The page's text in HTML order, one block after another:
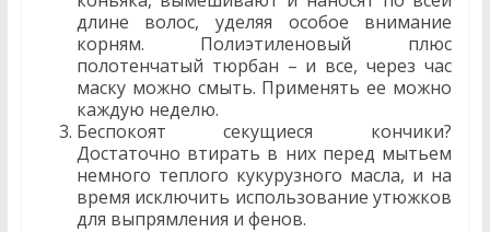
длине волос, уделяя особое внимание
корням. Полиэтиленовый плюс
полотенчатый тюрбан – и все, через час
маску можно смыть. Применять ее можно
каждую неделю.
Беспокоят секущиеся кончики?
Достаточно втирать в них перед мытьем
немного теплого кукурузного масла, и на
время исключить использование утюжков
для выпрямления и фенов.